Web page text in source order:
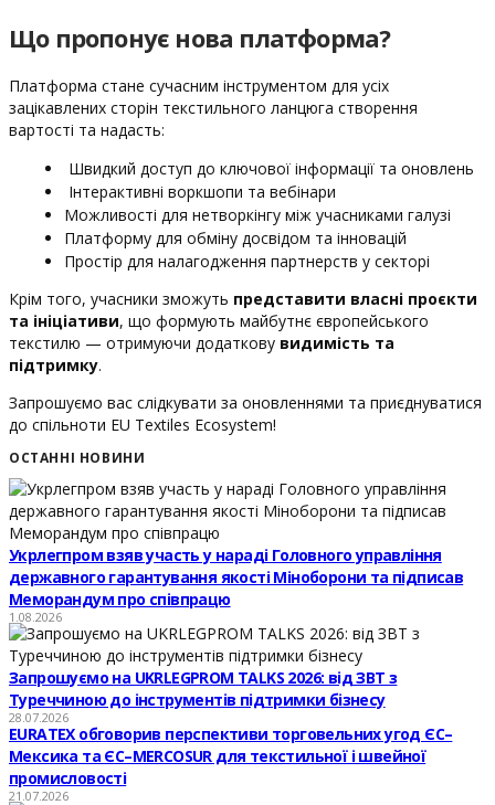
Що пропонує нова платформа?
Платформа стане сучасним інструментом для усіх
зацікавлених сторін текстильного ланцюга створення
вартості та надасть:
Швидкий доступ до ключової інформації та оновлень
Інтерактивні воркшопи та вебінари
Можливості для нетворкінгу між учасниками галузі
Платформу для обміну досвідом та інновацій
Простір для налагодження партнерств у секторі
Крім того, учасники зможуть представити власні проєкти
та ініціативи, що формують майбутнє європейського
текстилю — отримуючи додаткову видимість та
підтримку.
Запрошуємо вас слідкувати за оновленнями та приєднуватися
до спільноти EU Textiles Ecosystem!
ОСТАННІ НОВИНИ
Укрлегпром взяв участь у нараді Головного управління
державного гарантування якості Міноборони та підписав
Меморандум про співпрацю
1.08.2026
Запрошуємо на UKRLEGPROM TALKS 2026: від ЗВТ з
Туреччиною до інструментів підтримки бізнесу
28.07.2026
EURATEX обговорив перспективи торговельних угод ЄС–
Мексика та ЄС–MERCOSUR для текстильної і швейної
промисловості
21.07.2026